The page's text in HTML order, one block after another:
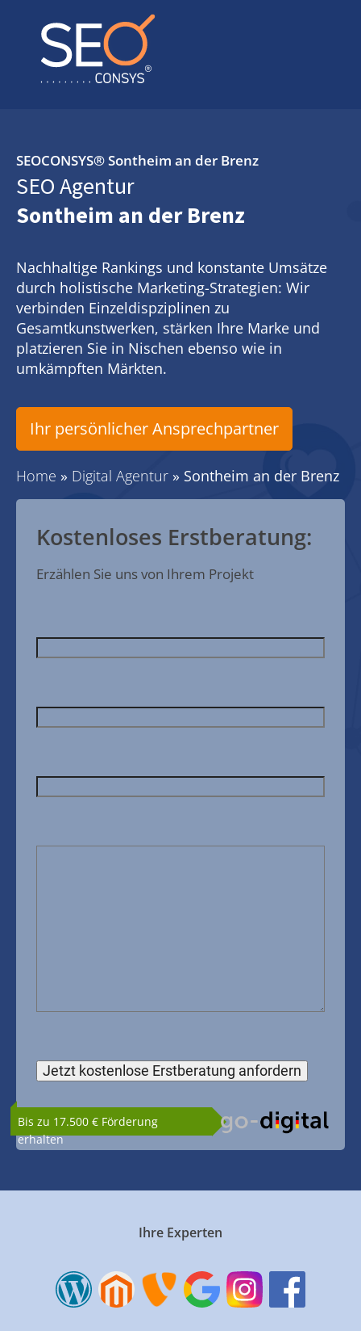
SEOCONSYS®Sontheim an der Brenz
SEO Agentur
Sontheim an der Brenz
Nachhaltige Rankings und konstante Umsätze
durch holistische Marketing-Strategien: Wir
verbinden Einzeldispziplinen zu
Gesamtkunstwerken, stärken Ihre Marke und
platzieren Sie in Nischen ebenso wie in
umkämpften Märkten.
Ihr persönlicher Ansprechpartner
Home » Digital Agentur » Sontheim an der Brenz
Kostenloses Erstberatung:
Erzählen Sie uns von Ihrem Projekt
Bis zu 17.500 € Förderung
erhalten
Ihre Experten